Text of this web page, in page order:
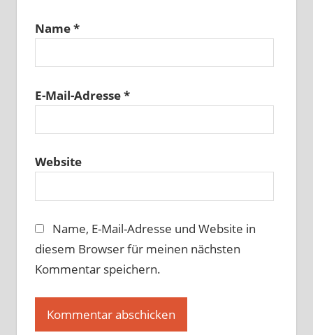
Name*
E-Mail-Adresse*
Website
Name, E-Mail-Adresse und Website in
diesem Browser für meinen nächsten
Kommentar speichern.